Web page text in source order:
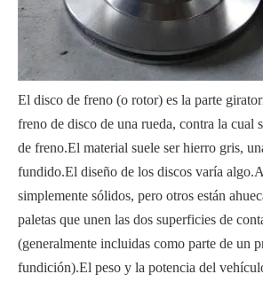
El disco de freno (o rotor) es la parte
freno de disco de una rueda, contra la cual
de freno.El material suele ser hierro gris,
fundido.El diseño de los discos varía
simplemente sólidos, pero otros están
paletas que unen las dos superficies de
(generalmente incluidas como parte de un
fundición).El peso y la potencia del